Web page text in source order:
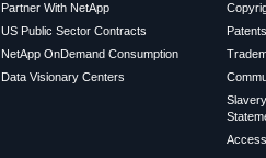
Partner With NetApp
US Public Sector Contracts
NetApp OnDemand Consumption
Data Visionary Centers
Patents